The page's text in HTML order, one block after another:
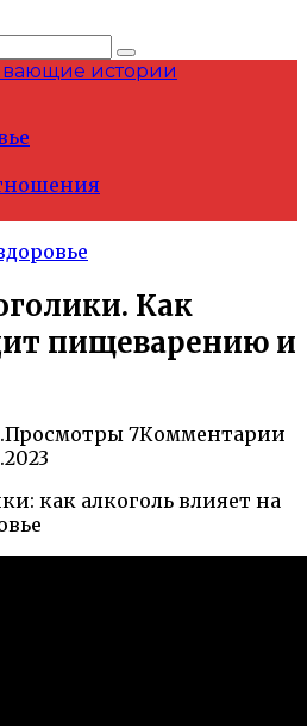
истории
Как
пищеварению и
Просмотры 7Комментарии